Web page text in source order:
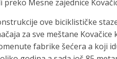
Mesne zajednice
ove biciklističke
za sve meštane
fabrike šećera a koji